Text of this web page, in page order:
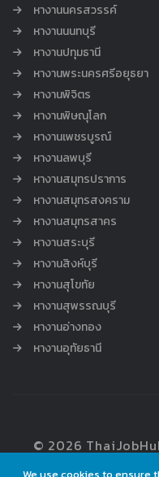
หางานนครสวรรค์
หางานนนทบุรี
หางานปทุมธานี
หางานพระนครศรีอยุธยา
หางานพิจิตร
หางานพิษณุโลก
หางานเพชรบูรณ์
หางานลพบุรี
หางานสมุทรปราการ
หางานสมุทรสงคราม
หางานสมุทรสาคร
หางานสระบุรี
หางานสิงห์บุรี
หางานสุโขทัย
หางานสุพรรณบุรี
หางานอ่างทอง
หางานอุทัยธานี
© 2026